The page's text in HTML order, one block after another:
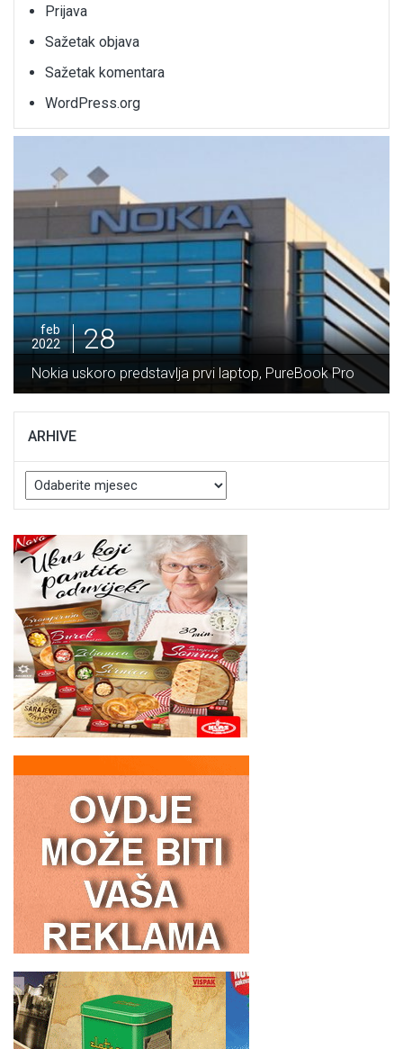
Prijava
Sažetak objava
Sažetak komentara
WordPress.org
feb
2022
28
Nokia uskoro predstavlja prvi laptop, PureBook Pro
ARHIVE
Arhive